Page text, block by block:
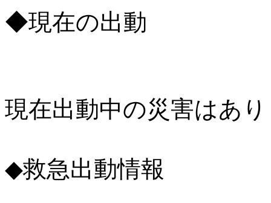
◆現在の出動
現在出動中の災害はあ
◆救急出動情報